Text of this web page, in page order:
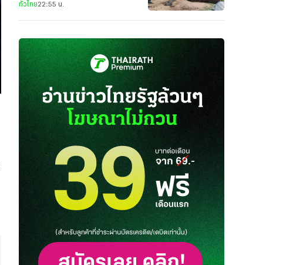
ทั่วไทย22:55 น.